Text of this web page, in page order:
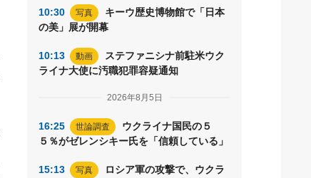
10:30 写真
キーウ歴史博物館で「日本
の美」展が開幕
10:13 動画
ステファニシナ前駐米ウク
ライナ大使に汚職犯罪容疑通知
2026年8月5日
16:25 世論調査
ウクライナ国民の５
５％がゼレンシキー氏を「信頼している」
15:13 写真
ロシア軍の攻撃で、ウクラ